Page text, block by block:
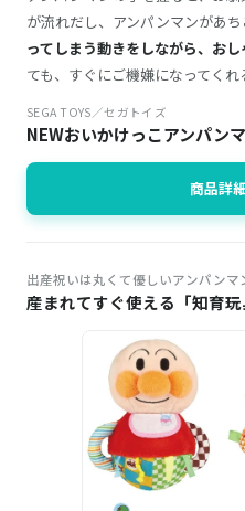
が流れだし、アンパンマンがあち
ってしまう動きをしながら、おし
ても、すぐにご機嫌になってくれ
SEGA TOYS／セガトイズ
NEWおいかけっこアンパン
商品詳
出産祝いは丸くて優しいアンパンマ
産まれてすぐ使える「知育玩